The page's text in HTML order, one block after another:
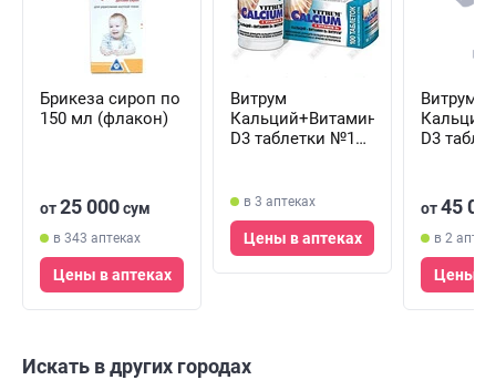
Брикеза сироп по
150 мл (флакон)
от25 000сум
в 343 аптеках
Цены в аптеках
Витрум
Кальций+Витамин
D3 таблетки №100
в 3 аптеках
Цены в аптеках
Витрум
D3
от45
в 2
Цены в
Искать в других городах